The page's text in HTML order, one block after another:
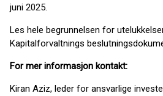
juni 2025.
Les hele begrunnelsen for
Kapitalforvaltnings
For mer informasjon kontakt:
Kiran Aziz, leder for ansvarlige